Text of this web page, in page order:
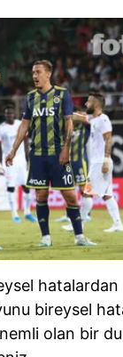
hatalardan
bireysel
olan bir